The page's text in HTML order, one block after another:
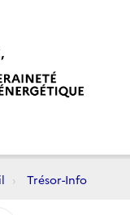
Trésor-Info